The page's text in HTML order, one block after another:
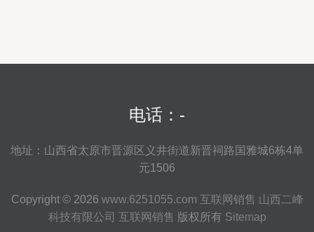
电话：-
地址：山西省太原市晋源区义井街道新晋祠路国雅城6栋4单
元1506
Copyright © 2026 www.6251055.com 互联网销售 山西二峰
科技有限公司 互联网销售 版权所有 Sitemap